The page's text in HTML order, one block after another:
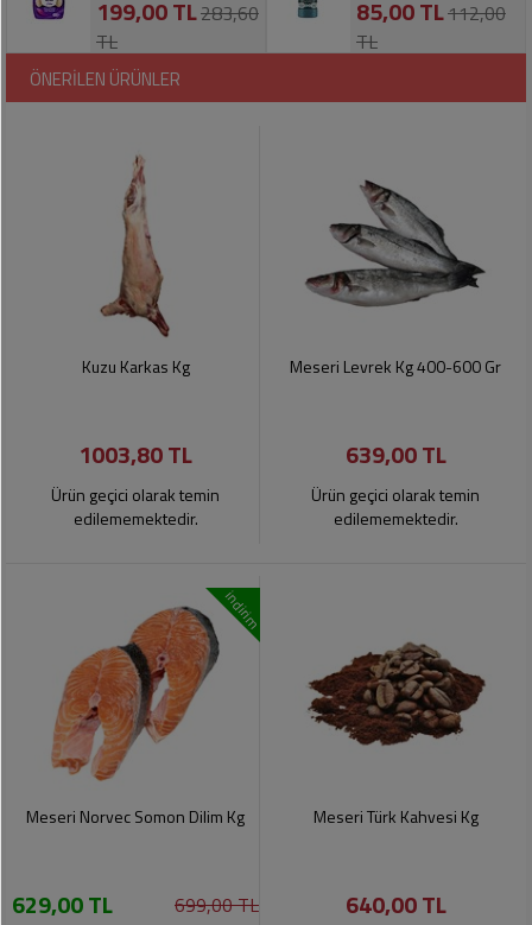
199,00 TL283,60
TL
85,00 TL112,00
TL
ÖNERİLEN ÜRÜNLER
Kuzu Karkas Kg
1003,80 TL
Ürün geçici olarak temin
edilememektedir.
Meseri Levrek Kg 400-600 Gr
639,00 TL
Ürün geçici olarak temin
edilememektedir.
indirim
Meseri Norvec Somon Dilim Kg
629,00 TL 699,00 TL
Meseri Türk Kahvesi Kg
640,00 TL